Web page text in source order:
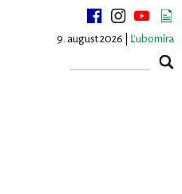
9. august 2026 | Ľubomíra